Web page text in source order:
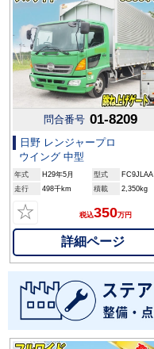
問合番号 01-8209
日野 レンジャープロ
ウイング 中型
年式 H29年5月 型式
FC9JLAA
走行
498千km 積載 2,350kg
☆ 税込350万円
詳細ページ